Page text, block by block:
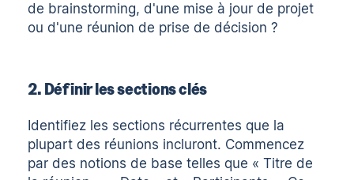
de brainstorming, d'une mise à jour de projet
ou d'une réunion de prise de décision ?
2. Définir les sections clés
Identifiez les sections récurrentes que la
plupart des réunions incluront. Commencez
par des notions de base telles que « Titre de